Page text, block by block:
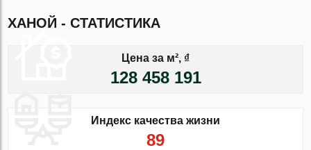
ХАНОЙ - СТАТИСТИКА
Цена за м², ₫
128 458 191
Индекс качества жизни
89